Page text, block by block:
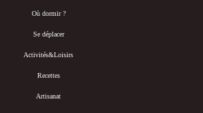
Où dormir ?
Se déplacer
Activités&Loisirs
Recettes
Artisanat